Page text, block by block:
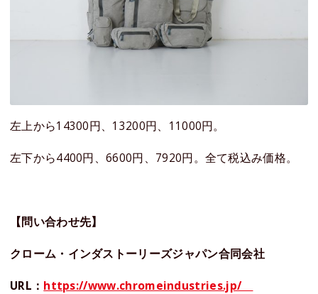
左上から14300円、13200円、11000円。
左下から4400円、6600円、7920円。全て税込み価格。
【問い合わせ先】
クローム・インダストーリーズジャパン合同会社
URL： https://www.chromeindustries.jp/